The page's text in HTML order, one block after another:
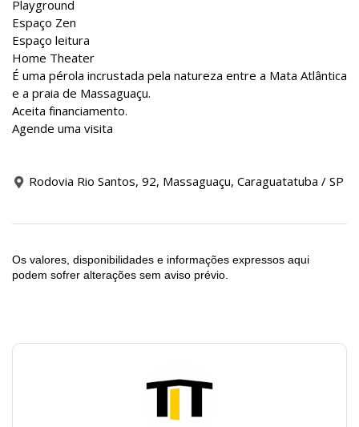
Playground
Espaço Zen
Espaço leitura
Home Theater
É uma pérola incrustada pela natureza entre a Mata Atlântica
e a praia de Massaguaçu.
Aceita financiamento.
Agende uma visita
Rodovia Rio Santos, 92, Massaguaçu, Caraguatatuba / SP
Os valores, disponibilidades e informações expressos aqui
podem sofrer alterações sem aviso prévio.